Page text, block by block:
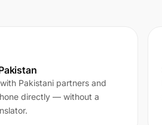
Pakistani partners and
directly — without a